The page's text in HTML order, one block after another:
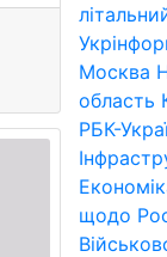
Москва
область
РБК-
щодо